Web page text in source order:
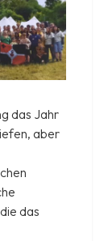
das Jahr
aber
das